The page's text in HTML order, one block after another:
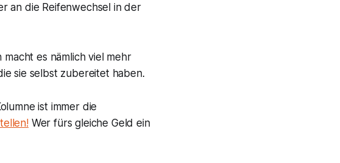
an die Reifenwechsel in der
es nämlich viel mehr
sie selbst zubereitet haben.
ist immer die
Wer fürs gleiche Geld ein